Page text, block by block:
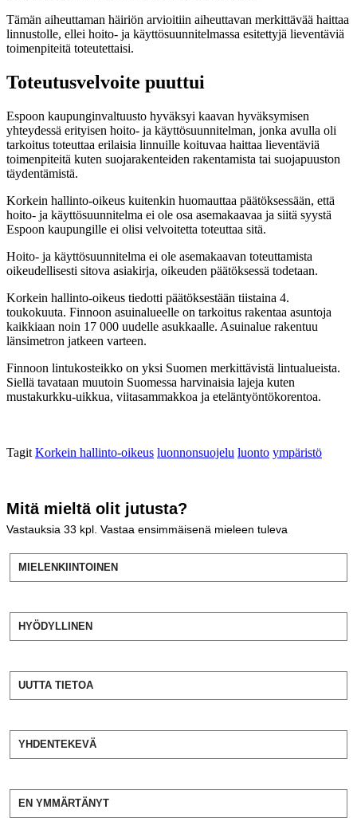
Tämän aiheuttaman häiriön arvioitiin aiheuttavan merkittävää haittaa
linnustolle, ellei hoito- ja käyttösuunnitelmassa esitettyjä lieventäviä
toimenpiteitä toteutettaisi.
Toteutusvelvoite puuttui
Espoon kaupunginvaltuusto hyväksyi kaavan hyväksymisen
yhteydessä erityisen hoito- ja käyttösuunnitelman, jonka avulla oli
tarkoitus toteuttaa erilaisia linnuille koituvaa haittaa lieventäviä
toimenpiteitä kuten suojarakenteiden rakentamista tai suojapuuston
täydentämistä.
Korkein hallinto-oikeus kuitenkin huomauttaa päätöksessään, että
hoito- ja käyttösuunnitelma ei ole osa asemakaavaa ja siitä syystä
Espoon kaupungille ei olisi velvoitetta toteuttaa sitä.
Hoito- ja käyttösuunnitelma ei ole asemakaavan toteuttamista
oikeudellisesti sitova asiakirja, oikeuden päätöksessä todetaan.
Korkein hallinto-oikeus tiedotti päätöksestään tiistaina 4.
toukokuuta. Finnoon asuinalueelle on tarkoitus rakentaa asuntoja
kaikkiaan noin 17 000 uudelle asukkaalle. Asuinalue rakentuu
länsimetron jatkeen varteen.
Finnoon lintukosteikko on yksi Suomen merkittävistä lintualueista.
Siellä tavataan muutoin Suomessa harvinaisia lajeja kuten
mustakurkku-uikkua, viitasammakkoa ja eteläntyöntökorentoa.
Tagit Korkein hallinto-oikeus luonnonsuojelu luonto ympäristö
Mitä mieltä olit jutusta?
Vastauksia 33 kpl. Vastaa ensimmäisenä mieleen tuleva
MIELENKIINTOINEN
HYÖDYLLINEN
UUTTA TIETOA
YHDENTEKEVÄ
EN YMMÄRTÄNYT